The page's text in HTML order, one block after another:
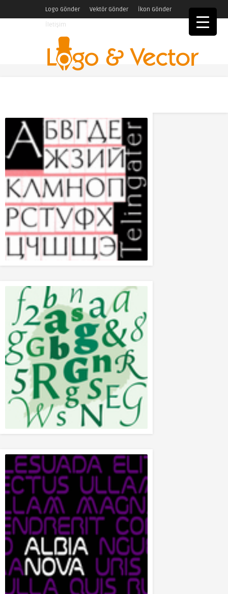
Logo Gönder Vektör Gönder
İkon Gönder
İletişim